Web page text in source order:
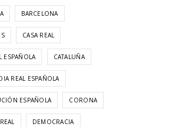
BARCELONA
CASA REAL
ESPAÑOLA CATALUÑA
REAL ESPAÑOLA
ESPAÑOLA CORONA
DEMOCRACIA